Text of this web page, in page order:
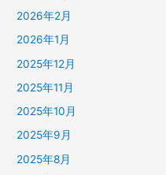
2026年2月
2026年1月
2025年12月
2025年11月
2025年10月
2025年9月
2025年8月